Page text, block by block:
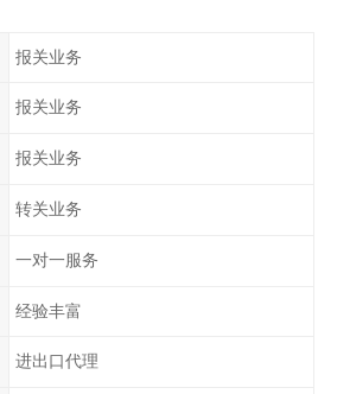
报关业务
报关业务
报关业务
转关业务
一对一服务
经验丰富
进出口代理